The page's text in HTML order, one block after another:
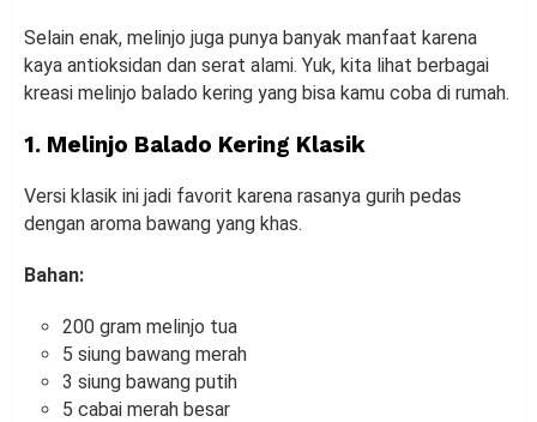
Selain enak, melinjo juga punya banyak manfaat karena
kaya antioksidan dan serat alami. Yuk, kita lihat berbagai
kreasi melinjo balado kering yang bisa kamu coba di rumah.
1. Melinjo Balado Kering Klasik
Versi klasik ini jadi favorit karena rasanya gurih pedas
dengan aroma bawang yang khas.
Bahan:
200 gram melinjo tua
5 siung bawang merah
3 siung bawang putih
5 cabai merah besar